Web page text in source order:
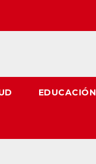
EDUCACIÓN